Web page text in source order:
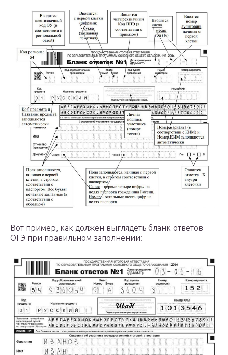
Вот пример, как должен выглядеть бланк ответов
ОГЭ при правильном заполнении: